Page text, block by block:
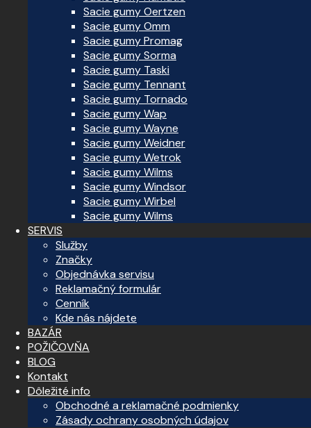
Sacie gumy Oertzen
Sacie gumy Omm
Sacie gumy Promag
Sacie gumy Sorma
Sacie gumy Taski
Sacie gumy Tennant
Sacie gumy Tornado
Sacie gumy Wap
Sacie gumy Wayne
Sacie gumy Weidner
Sacie gumy Wetrok
Sacie gumy Wilms
Sacie gumy Windsor
Sacie gumy Wirbel
Sacie gumy Wilms
SERVIS
Služby
Značky
Objednávka servisu
Reklamačný formulár
Cenník
Kde nás nájdete
BAZÁR
POŽIČOVŇA
BLOG
Kontakt
Dôležité info
Obchodné a reklamačné podmienky
Zásady ochrany osobných údajov